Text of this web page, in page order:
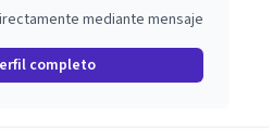
mediante mensaje
completo